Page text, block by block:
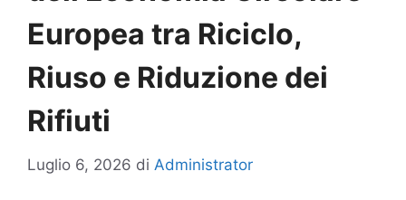
Europea tra Riciclo,
Riuso e Riduzione dei
Rifiuti
Luglio 6, 2026 di Administrator